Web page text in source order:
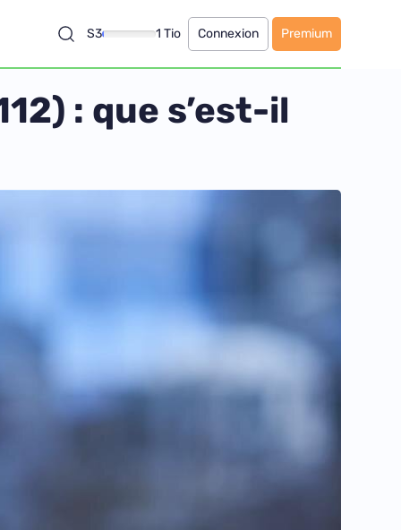
S3 1 Tio Connexion Premium
: que s’est-il